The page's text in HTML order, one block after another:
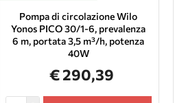
Pompa di circolazione Wilo
Yonos PICO 30/1-6, prevalenza
6 m, portata 3,5 m³/h, potenza
40W
€ 290,39